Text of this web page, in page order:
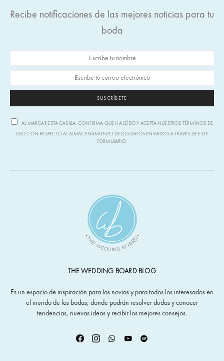
Recibe notificaciones de las mejores noticias para tu
boda
SUSCRÍBETE
AL MARCAR ESTA CASILLA, CONFIRMA QUE HA LEÍDO Y ACEPTA NUESTROS TÉRMINOS DE
USO CON RESPECTO AL ALMACENAMIENTO DE LOS DATOS ENVIADOS A TRAVÉS DE ESTE
FORMULARIO.
THE WEDDING BOARD BLOG
Es un espacio de inspiración para las novias y para todos los interesados en
el mundo de las bodas; donde podrán resolver dudas y conocer
tendencias, nuevas ideas y recibir los mejores consejos.